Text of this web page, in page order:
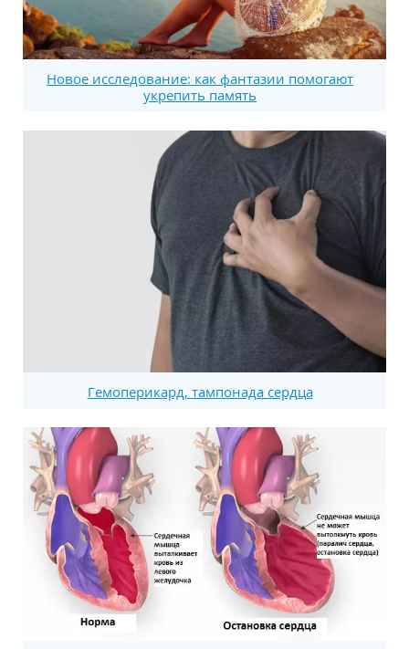
Новое исследование: как фантазии помогают
укрепить память
Гемоперикард, тампонада сердца